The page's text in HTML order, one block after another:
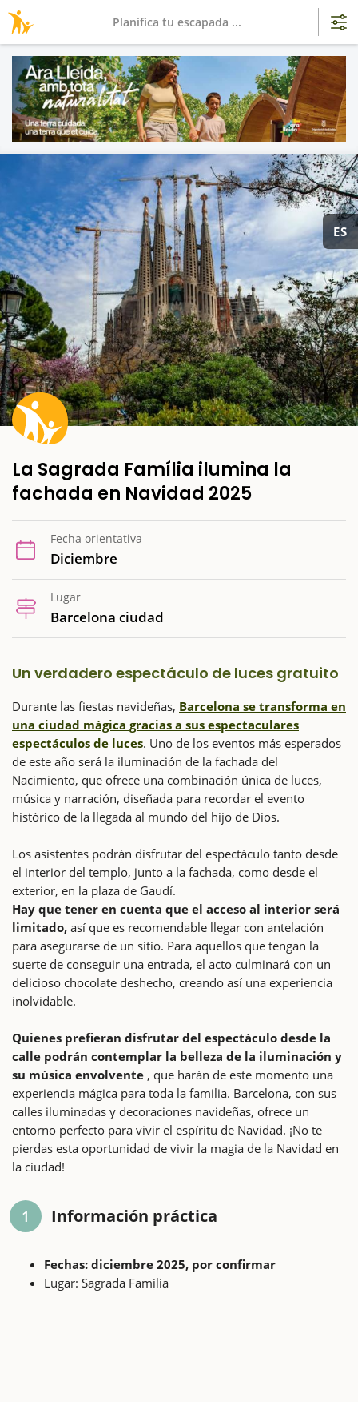
ES
La Sagrada Família ilumina la
fachada en Navidad 2025
Fecha orientativa
Diciembre
Lugar
Barcelona ciudad
Un verdadero espectáculo de luces gratuito
Durante las fiestas navideñas, Barcelona se transforma en
una ciudad mágica gracias a sus espectaculares
espectáculos de luces. Uno de los eventos más esperados
de este año será la iluminación de la fachada del
Nacimiento, que ofrece una combinación única de luces,
música y narración, diseñada para recordar el evento
histórico de la llegada al mundo del hijo de Dios.
Los asistentes podrán disfrutar del espectáculo tanto desde
el interior del templo, junto a la fachada, como desde el
exterior, en la plaza de Gaudí.
Hay que tener en cuenta que el acceso al interior será
limitado, así que es recomendable llegar con antelación
para asegurarse de un sitio. Para aquellos que tengan la
suerte de conseguir una entrada, el acto culminará con un
delicioso chocolate deshecho, creando así una experiencia
inolvidable.
Quienes prefieran disfrutar del espectáculo desde la
calle podrán contemplar la belleza de la iluminación y
su música envolvente , que harán de este momento una
experiencia mágica para toda la familia. Barcelona, con sus
calles iluminadas y decoraciones navideñas, ofrece un
entorno perfecto para vivir el espíritu de Navidad. ¡No te
pierdas esta oportunidad de vivir la magia de la Navidad en
la ciudad!
1 Información práctica
Fechas: diciembre 2025, por confirmar
Lugar: Sagrada Familia
Planifica tu escapada ...